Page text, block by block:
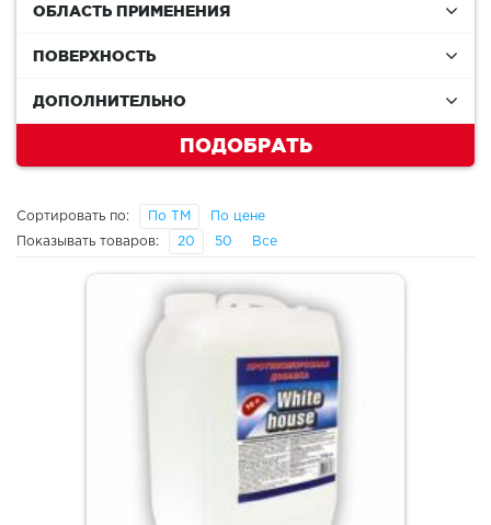
ОБЛАСТЬ ПРИМЕНЕНИЯ
ПОВЕРХНОСТЬ
ДОПОЛНИТЕЛЬНО
ПОДОБРАТЬ
Сортировать по: По ТМ По цене
Показывать товаров: 20 50 Все